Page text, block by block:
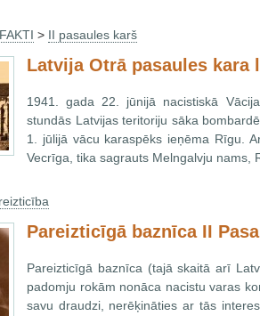
> II pasaules karš
Latvija Otrā pasaules kara
1941. gada 22. jūnijā nacistiskā
stundās Latvijas teritoriju sāka
1. jūlijā vācu karaspēks ieņēma Rīgu.
Vecrīga, tika sagrauts Melngalvju nams,
Pareizticīgā baznīca II
Pareizticīgā baznīca (tajā skaitā arī
padomju rokām nonāca nacistu varas
savu draudzi, nerēķināties ar tās